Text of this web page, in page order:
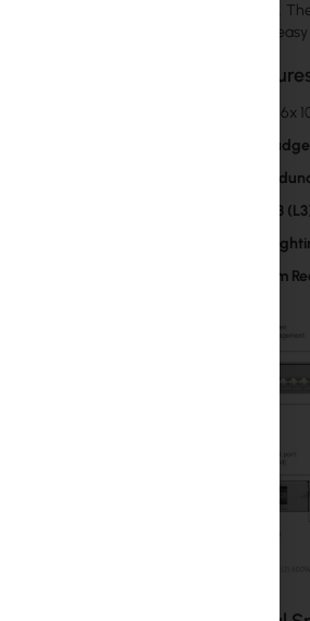
application.
display for
Key
16x
PoE
Full
Layer 3
System